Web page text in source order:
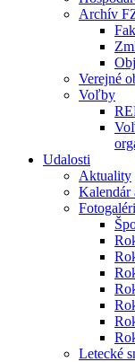
Archív
Verejné
Voľby
Udalosti
Aktuality
Kalendár
Letecké